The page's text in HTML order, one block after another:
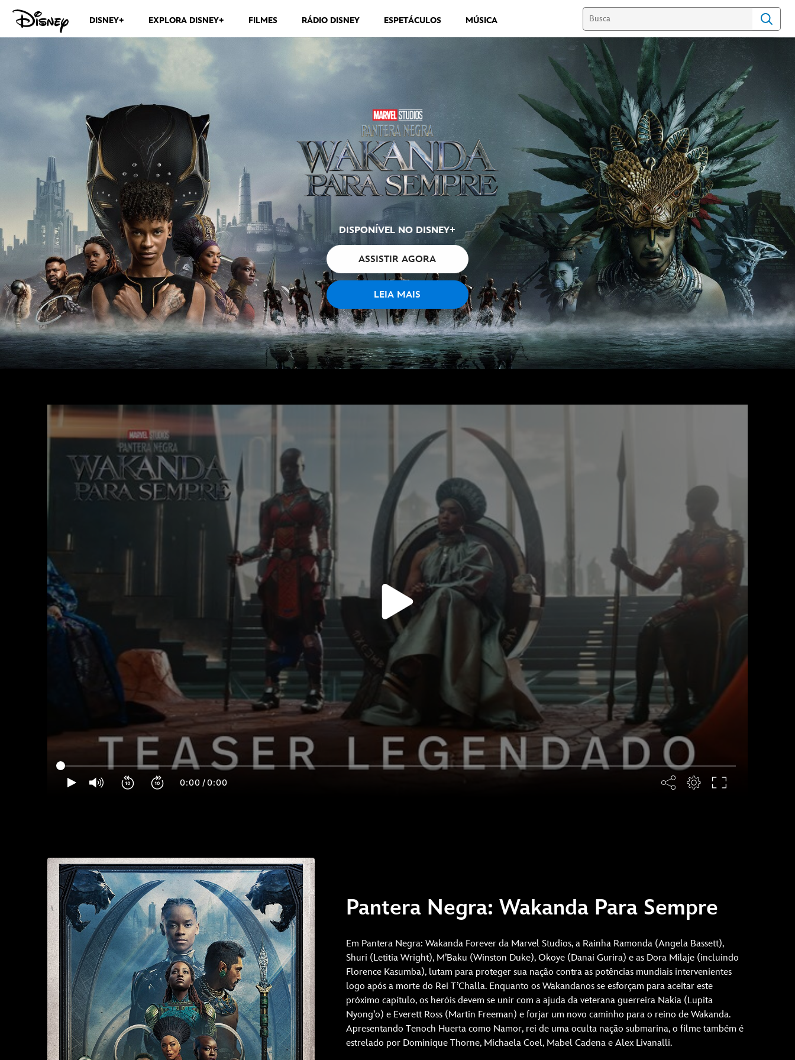
DISNEY+ EXPLORA DISNEY+ FILMES RÁDIO DISNEY ESPETÁCULOS MÚSICA
DISPONÍVEL NO DISNEY+
ASSISTIR AGORA
LEIA MAIS
0:00 /0:00
Pantera Negra: Wakanda Para Sempre
Em Pantera Negra: Wakanda Forever da Marvel Studios, a Rainha Ramonda (Angela Bassett),
Shuri (Letitia Wright), M’Baku (Winston Duke), Okoye (Danai Gurira) e as Dora Milaje (incluindo
Florence Kasumba), lutam para proteger sua nação contra as potências mundiais intervenientes
logo após a morte do Rei T’Challa. Enquanto os Wakandanos se esforçam para aceitar este
próximo capítulo, os heróis devem se unir com a ajuda da veterana guerreira Nakia (Lupita
Nyong’o) e Everett Ross (Martin Freeman) e forjar um novo caminho para o reino de Wakanda.
Apresentando Tenoch Huerta como Namor, rei de uma oculta nação submarina, o filme também é
estrelado por Dominique Thorne, Michaela Coel, Mabel Cadena e Alex Livanalli.